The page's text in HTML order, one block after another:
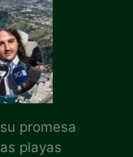
promesa
playas